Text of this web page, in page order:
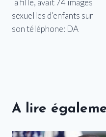
sexuelles d’enfants sur
son téléphone: DA
A lire